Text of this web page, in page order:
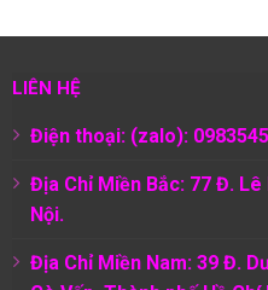
LIÊN HỆ
Điện thoại: (zalo):
Địa Chỉ Miền Bắc: 77 Đ.
Nội.
Địa Chỉ Miền Nam: 39 Đ.